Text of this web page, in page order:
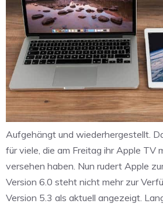
Aufgehängt und wiederhergestellt.
für viele, die am Freitag ihr Apple TV
versehen haben. Nun rudert Apple
Version 6.0 steht nicht mehr zur
Version 5.3 als aktuell angezeigt.